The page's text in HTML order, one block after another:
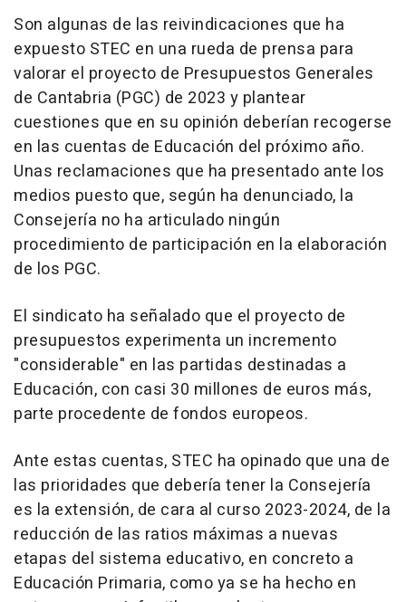
Son algunas de las reivindicaciones que ha
expuesto STEC en una rueda de prensa para
valorar el proyecto de Presupuestos Generales
de Cantabria (PGC) de 2023 y plantear
cuestiones que en su opinión deberían recogerse
en las cuentas de Educación del próximo año.
Unas reclamaciones que ha presentado ante los
medios puesto que, según ha denunciado, la
Consejería no ha articulado ningún
procedimiento de participación en la elaboración
de los PGC.
El sindicato ha señalado que el proyecto de
presupuestos experimenta un incremento
"considerable" en las partidas destinadas a
Educación, con casi 30 millones de euros más,
parte procedente de fondos europeos.
Ante estas cuentas, STEC ha opinado que una de
las prioridades que debería tener la Consejería
es la extensión, de cara al curso 2023-2024, de la
reducción de las ratios máximas a nuevas
etapas del sistema educativo, en concreto a
Educación Primaria, como ya se ha hecho en